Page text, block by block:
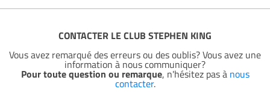
CONTACTER LE CLUB STEPHEN KING
Vous avez remarqué des erreurs ou des oublis? Vous avez une
information à nous communiquer?
Pour toute question ou remarque, n'hésitez pas à nous
contacter.